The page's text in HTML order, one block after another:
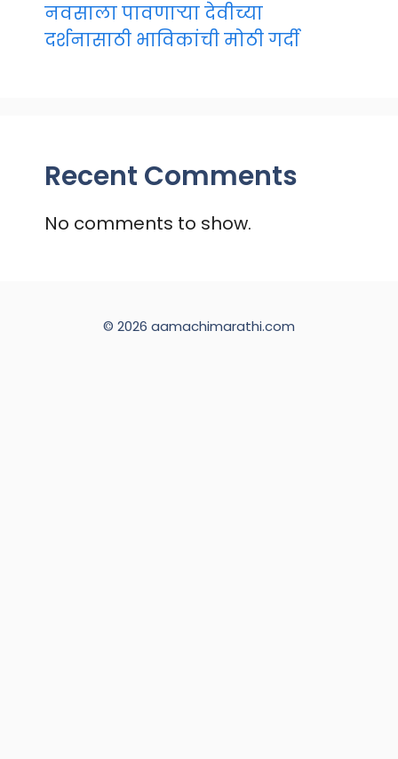
नवसाला पावणाऱ्या देवीच्या
दर्शनासाठी भाविकांची मोठी गर्दी
Recent Comments
No comments to show.
© 2026 aamachimarathi.com